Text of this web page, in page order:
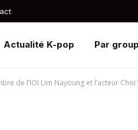
Actualité K-pop Par
de l’IOI Lim Nayoung et l’acteur